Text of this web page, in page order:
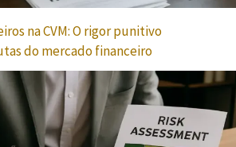
na CVM: O rigor punitivo
do mercado financeiro